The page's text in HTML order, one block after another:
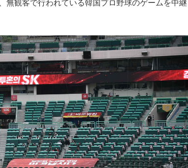
無観客で行われている韓国プロ野球のゲームを中継